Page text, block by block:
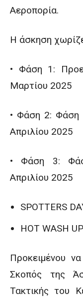
Αεροπορία.
H άσκηση
• Φάση 1:
Μαρτίου 2025
• Φάση 2: Φάση
Απριλίου 2025
• Φάση 3:
Απριλίου 2025
SPOTTERS
HOT WASH
Προκειμένου να
Σκοπός της
Τακτικής του